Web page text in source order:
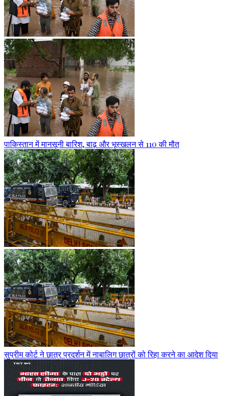
पाकिस्तान में मानसूनी बारिश, बाढ़ और भूस्खलन से 110 की मौत
सुप्रीम कोर्ट ने छात्र प्रदर्शन में नाबालिग छात्रों को रिहा करने का आदेश दिया